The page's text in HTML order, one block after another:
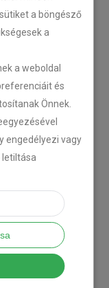
a böngésző
a
a weboldal
és
Önnek.
engedélyezi vagy
letiltása